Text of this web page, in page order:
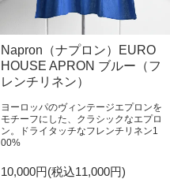
Napron（ナプロン）EURO
HOUSE APRON ブルー（フ
レンチリネン）
ヨーロッパのヴィンテージエプロンを
モチーフにした、クラシックなエプロ
ン。ドライタッチなフレンチリネン1
00%
10,000円(税込11,000円)